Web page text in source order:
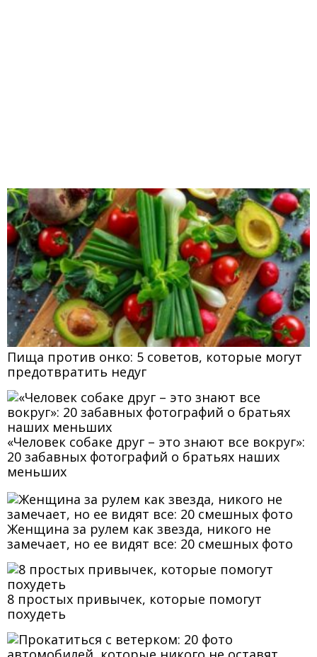
Пища против онко: 5 советов, которые могут
предотвратить недуг
«Человек собаке друг – это знают все вокруг»:
20 забавных фотографий о братьях наших
меньших
Женщина за рулем как звезда, никого не
замечает, но ее видят все: 20 смешных фото
8 простых привычек, которые помогут
похудеть